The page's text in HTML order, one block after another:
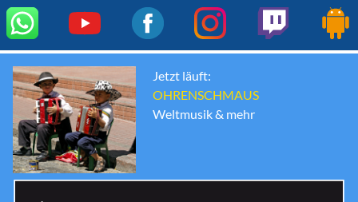
Jetzt läuft:
OHRENSCHMAUS
Weltmusik & mehr